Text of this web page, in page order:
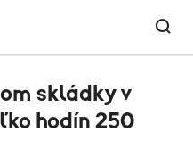
skládky v
hodín 250